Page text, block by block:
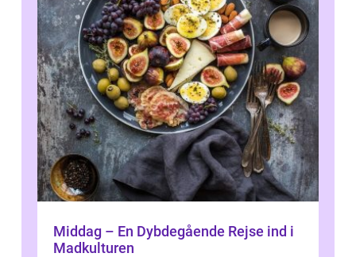
Middag – En Dybdegående Rejse ind i
Madkulturen